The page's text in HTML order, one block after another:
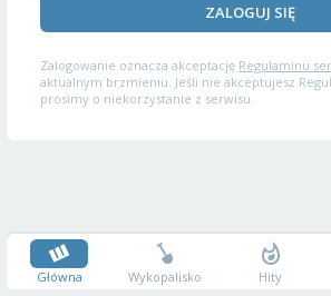
ZALOGUJ SIĘ
Zalogowanie oznacza akceptację Regulaminu
aktualnym brzmieniu. Jeśli nie akceptujesz
prosimy o niekorzystanie z serwisu.
Główna Wykopalisko Hity